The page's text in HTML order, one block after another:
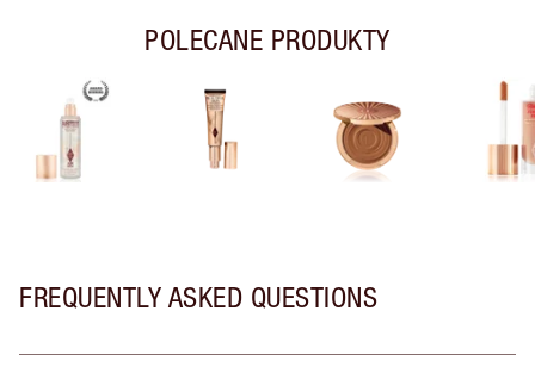
POLECANE PRODUKTY
FREQUENTLY ASKED QUESTIONS